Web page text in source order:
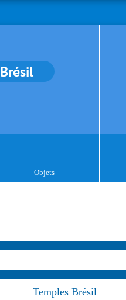
Brésil
Objets
Temples Brésil